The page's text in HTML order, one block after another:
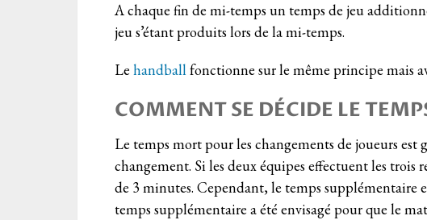
A chaque fin de mi-temps un temps de jeu
jeu s’étant produits lors de la mi-temps.
Le handballfonctionne sur le même principe mais
COMMENT SE DÉCIDE LE
Le temps mort pour les changements de joueurs est
changement. Si les deux équipes effectuent les trois
de 3 minutes. Cependant, le temps supplémentaire
temps supplémentaire a été envisagé pour que le